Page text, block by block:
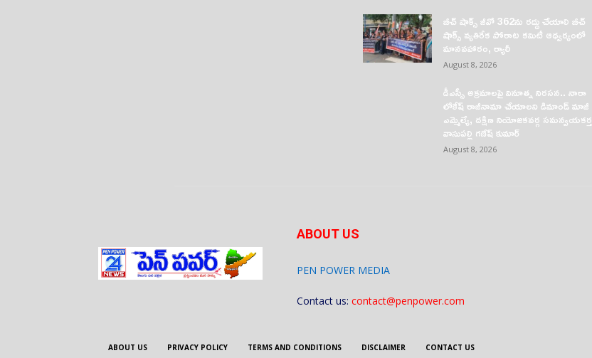
బీచ్ షాక్స్ జీవో 362ను రద్దు చేయాలి బీచ్
షాక్స్ వ్యతిరేక పోరాట కమిటీ ఆధ్వర్యంలో
మానవహారం, ర్యాలీ
August 8, 2026
డీఎస్సీ అక్రమాలపై వినూత్న నిరసన.. నారా
లోకేష్ రాజీనామా చేయాలని డిమాండ్ మాజీ
ఎమ్మెల్యే, దక్షిణ నియోజకవర్గ సమన్వయకర్త
వాసుపల్లి గణేష్ కుమార్
August 8, 2026
ABOUT US
PEN POWER MEDIA
Contact us: contact@penpower.com
ABOUT US PRIVACY POLICY TERMS AND CONDITIONS DISCLAIMER CONTACT US